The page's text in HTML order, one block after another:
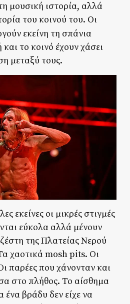
μουσική ιστορία, αλλά
του κοινού του. Oι
εκείνη τη σπάνια
το κοινό έχουν χάσει
μεταξύ τους.
εκείνες οι μικρές στιγμές
εύκολα αλλά μένουν
της Πλατείας Νερού
χαοτικά mosh pits. Οι
παρέες που χάνονταν και
στο πλήθος. Το αίσθημα
ένα βράδυ δεν είχε να